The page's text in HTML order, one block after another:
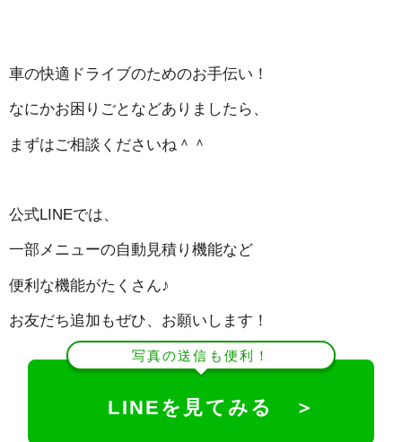
車の快適ドライブのためのお手伝い！
なにかお困りごとなどありましたら、
まずはご相談くださいね＾＾
公式LINEでは、
一部メニューの自動見積り機能など
便利な機能がたくさん♪
お友だち追加もぜひ、お願いします！
写真の送信も便利！
LINEを見てみる ＞